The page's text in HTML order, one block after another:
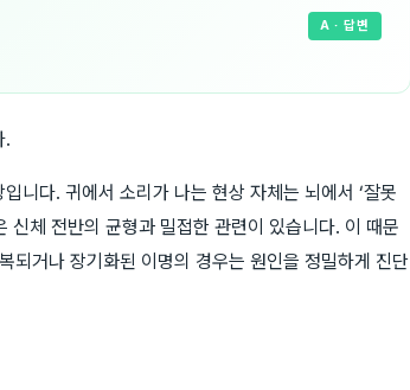
A · 답변
.
니다. 귀에서 소리가 나는 현상 자체는 뇌에서 ‘잘못
신체 전반의 균형과 밀접한 관련이 있습니다. 이 때문
되거나 장기화된 이명의 경우는 원인을 정밀하게 진단